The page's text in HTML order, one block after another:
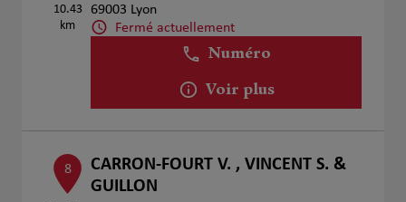
10.43
km
69003 Lyon
Fermé actuellement
Numéro
Voir plus
8
CARRON-FOURT V. , VINCENT S. &
GUILLON